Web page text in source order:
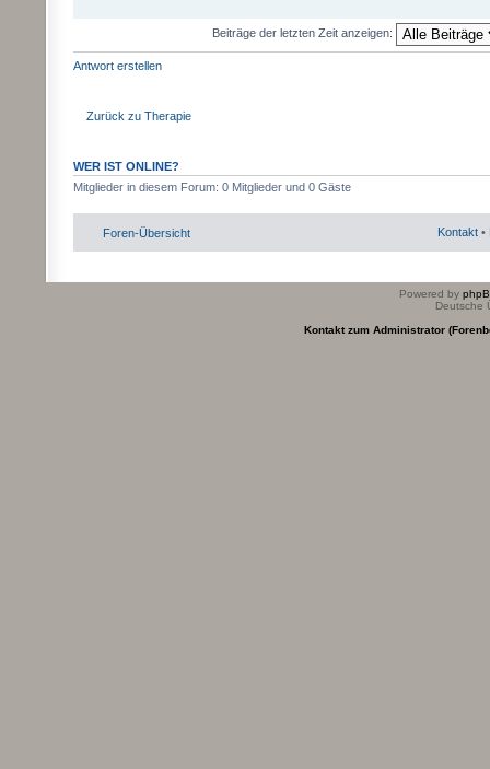
Beiträge der letzten Zeit anzeigen:
Antwort erstellen
Zurück zu Therapie
WER IST ONLINE?
Mitglieder in diesem Forum: 0 Mitglieder und 0 Gäste
Foren-Übersicht Kontakt •
Powered by
Deutsche
Kontakt zum Administrator